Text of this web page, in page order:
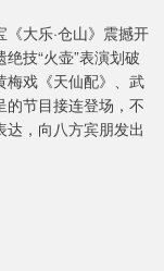
大乐·仓山》震撼开
技“火壶”表演划破
梅戏《天仙配》、武
的节目接连登场，不
，向八方宾朋发出